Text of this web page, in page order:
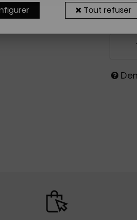
Sur
Tout refuser